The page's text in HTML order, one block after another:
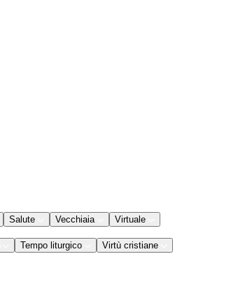
Salute Vecchiaia Virtuale
Tempo liturgico Virtù cristiane